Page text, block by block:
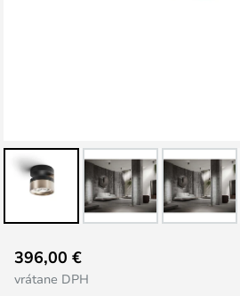
na
začiatok
396,00 €
vrátane DPH